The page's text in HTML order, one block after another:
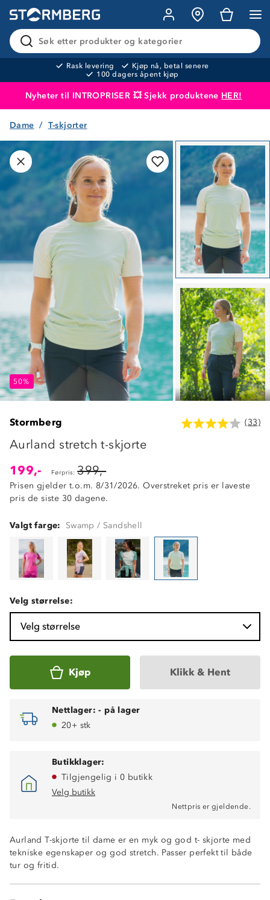
Søk etter produkter og kategorier
Rask levering
Kjøp nå, betal senere
100 dagers åpent kjøp
Nyheter til INTROPRISER 💥 Sjekk produktene HER!
Produktet er lagt i handlekurven
Dame T-skjorter
50% 50%
50%
Stormberg (33)
Aurland stretch t-skjorte
199,-
Førpris: 399,-
Prisen gjelder t.o.m. 8/31/2026. Overstreket pris er laveste
pris de siste 30 dagene.
Valgt farge: Swamp / Sandshell
Velg størrelse:
Velg størrelse
Kjøp Klikk & Hent
Nettlager: - på lager
20+ stk
Butikklager:
Tilgjengelig i 0 butikk
Velg butikk
Nettpris er gjeldende.
Aurland T-skjorte til dame er en myk og god t- skjorte med
tekniske egenskaper og god stretch. Passer perfekt til både
tur og fritid.